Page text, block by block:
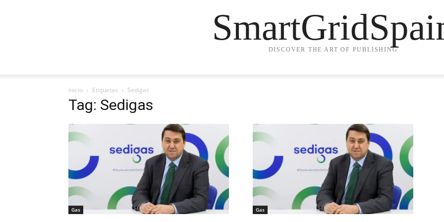
DISCOVER THE ART OF PUBLISHING
Inicio Etiquetas Sedigas
Tag: Sedigas
Gas Gas